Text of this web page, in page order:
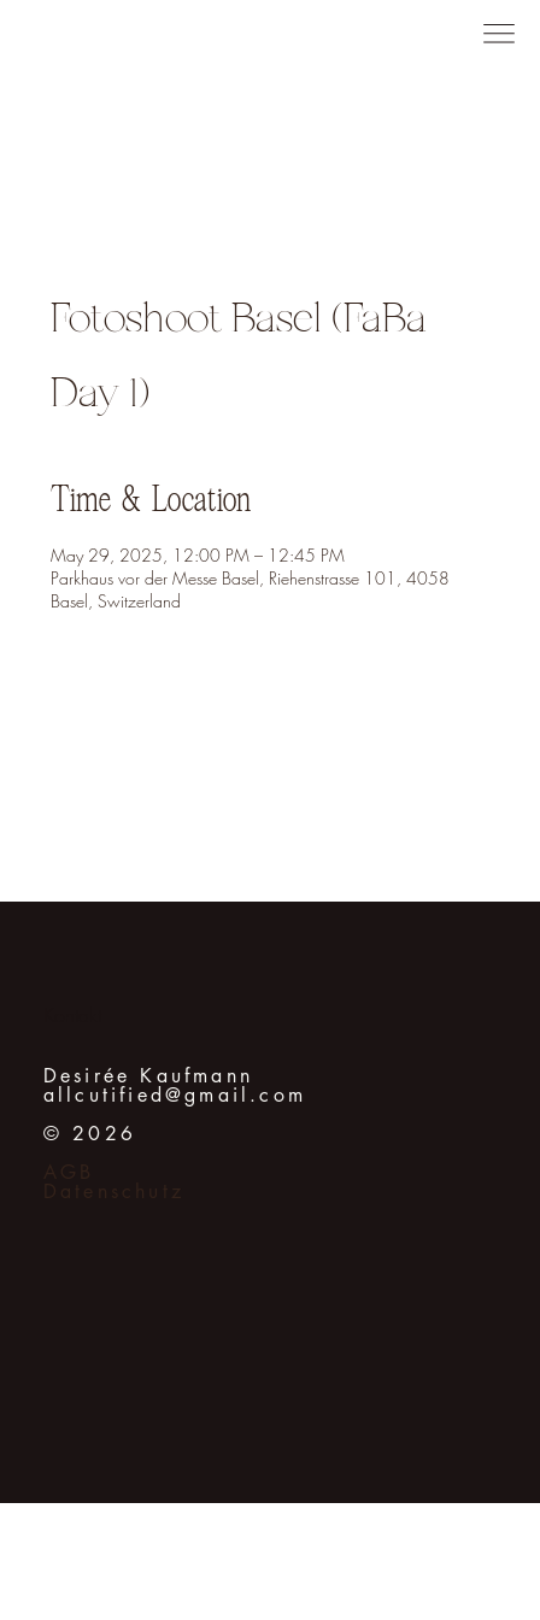
Fotoshoot Basel (FaBa
Day 1)
Time & Location
May 29, 2025, 12:00 PM – 12:45 PM
Parkhaus vor der Messe Basel, Riehenstrasse 101, 4058
Basel, Switzerland
Desirée Kaufmann
allcutified@gmail.com
© 2026
AGB
Datenschutz